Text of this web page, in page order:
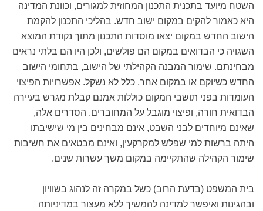
השטח מיועד בתכנית התכנון המחוזית למגורים, וכוונת המדינה
היא כאמור להקים במקום ישוב חדש. בהליכי התכנון להקמת
הישוב החדש במקום יצאו מוסדות התכנון מתוך נקודת המוצא
השגויה כי הבדואים במקום הם פולשים, ולכן היו הם בלתי נראים
מבחינתם. שימור המבנה הקהילתי של הישוב, בתחומי הישוב
החדש כשיוקם או במקום אחר, כלל לא נשקל. אפשרויות הפיצוי
העומדות בפני תושבי המקום כוללות אמנם קבלת מגרש בעיירה
הבדואית חורה, ופיצוי מוגבל על המחוברים. הסדרים אלה,
שאינם מיוחדים לבני השבט, אינם מבחינים בין מי שישיבתו
היתה ברשות למי שפלש למקרקעין, ואינם מבטאים את חשיבות
שימור הקהילה שהתקיימה במקום משך עשרות שנים.
בית המשפט (בדעת הרוב) כשל במקרה זה לנהוג בשוויון
ובהגינות ואיפשר למדינה להמשיך ללא מעצור במדיניותה